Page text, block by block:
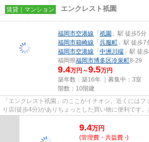
賃貸｜マンション エンクレスト祇園
福岡市空港線 「祇園 」駅 徒歩5分
福岡市箱崎線 「呉服町 」駅 徒歩7
福岡市空港線 「中洲川端 」駅 徒
福岡県福岡市博多区冷泉町8-29
9.4万円～9.5万円
築年数：築16年 ｜募集中： 3室
階数：10階建
「エンクレスト祇園」のここがイチオシ。近くには
り店(徒歩4分)がありちょっとした買い物に便利です。
場・エレベータなどが揃って...
9.4万円
(管理費・共益費 -)